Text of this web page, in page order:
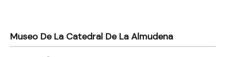
Museo De La Catedral De La Almudena